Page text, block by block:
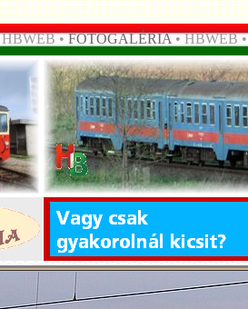
HBWEB •FOTOGALÉRIA• HBWEB